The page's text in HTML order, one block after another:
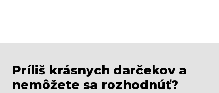
Príliš krásnych darčekov a
nemôžete sa rozhodnúť?